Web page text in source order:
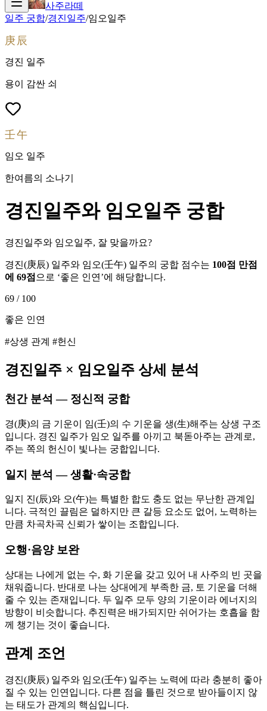
사주라떼
일주 궁합/경진일주/임오일주
庚辰
경진 일주
용이 감싼 쇠
壬午
임오 일주
한여름의 소나기
경진일주와 임오일주 궁합
경진일주와 임오일주, 잘 맞을까요?
경진(庚辰) 일주와 임오(壬午) 일주의 궁합 점수는 100점 만점
에 69점 으로 ‘좋은 인연 ’에 해당합니다.
69 / 100
좋은 인연
#상생 관계 #헌신
경진일주 × 임오일주 상세 분석
천간 분석 — 정신적 궁합
경(庚)의 금 기운이 임(壬)의 수 기운을 생(生)해주는 상생 구조
입니다. 경진 일주가 임오 일주를 아끼고 북돋아주는 관계로,
주는 쪽의 헌신이 빛나는 궁합입니다.
일지 분석 — 생활·속궁합
일지 진(辰)와 오(午)는 특별한 합도 충도 없는 무난한 관계입
니다. 극적인 끌림은 덜하지만 큰 갈등 요소도 없어, 노력하는
만큼 차곡차곡 신뢰가 쌓이는 조합입니다.
오행·음양 보완
상대는 나에게 없는 수, 화 기운을 갖고 있어 내 사주의 빈 곳을
채워줍니다. 반대로 나는 상대에게 부족한 금, 토 기운을 더해
줄 수 있는 존재입니다. 두 일주 모두 양의 기운이라 에너지의
방향이 비슷합니다. 추진력은 배가되지만 쉬어가는 호흡을 함
께 챙기는 것이 좋습니다.
관계 조언
경진(庚辰) 일주와 임오(壬午) 일주는 노력에 따라 충분히 좋아
질 수 있는 인연입니다. 다른 점을 틀린 것으로 받아들이지 않
는 태도가 관계의 핵심입니다.